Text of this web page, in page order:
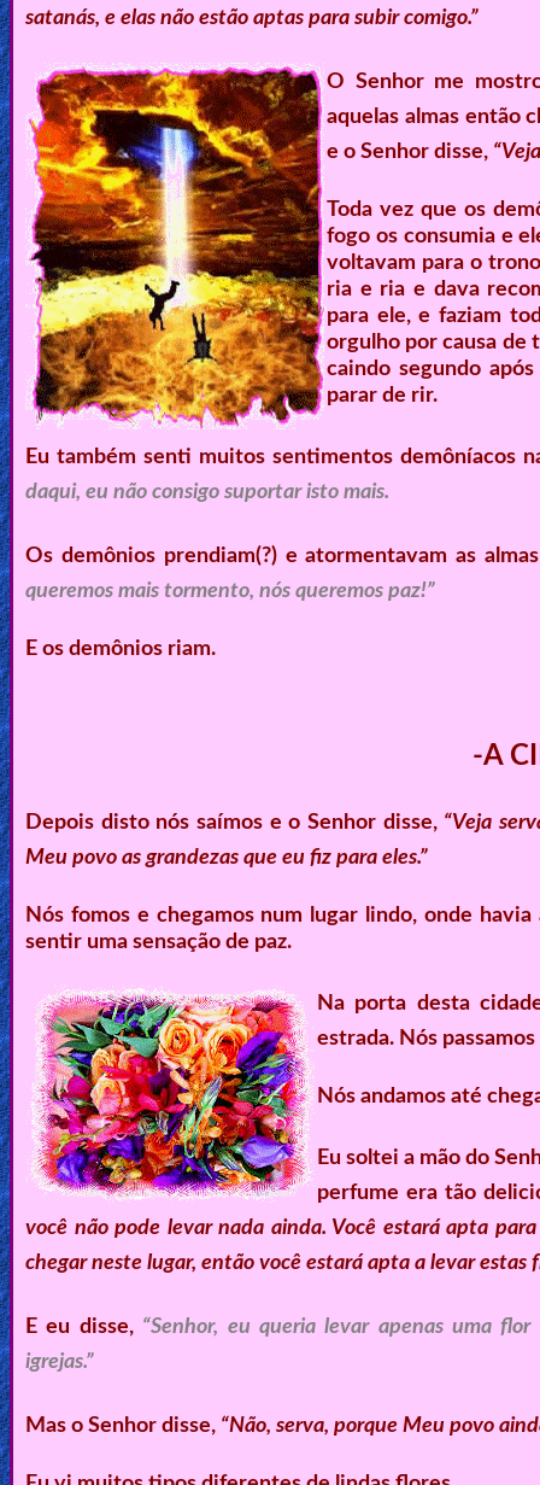
satanás, e elas não estão aptas para subir comigo.”
O Senhor me
aquelas almas então
e o Senhor disse,
Toda vez que os
fogo os consumia e
voltavam para o
ria e ria e dava
para ele, e faziam
orgulho por causa de
caindo segundo
parar de rir.
Eu também senti muitos sentimentos demôníacos
daqui, eu não consigo suportar isto mais.
Os demônios prendiam(?) e atormentavam as
queremos mais tormento, nós queremos paz!”
E os demônios riam.
-A
Depois disto nós saímos e o Senhor disse, “Veja
Meu povo as grandezas que eu fiz para eles.”
Nós fomos e chegamos num lugar lindo, onde
sentir uma sensação de paz.
Na porta desta
estrada. Nós
Nós andamos até
Eu soltei a mão do
perfume era tão
você não pode levar nada ainda. Você estará apta
chegar neste lugar, então você estará apta a levar estas
E eu disse, “Senhor, eu queria levar apenas uma
igrejas.”
Mas o Senhor disse, “Não, serva, porque Meu povo